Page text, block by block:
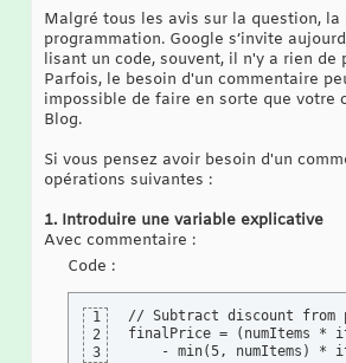
Malgré tous les avis sur la question,
programmation. Google s’invite
lisant un code, souvent, il n'y a rien
Parfois, le besoin d'un commentaire
impossible de faire en sorte que votre
Blog.
Si vous pensez avoir besoin d'un
opérations suivantes :
1. Introduire une variable explicative
Avec commentaire :
Code :
1
2
3
// Subtract discount from
finalPrice = (numItems *
- min(5, numItems) *